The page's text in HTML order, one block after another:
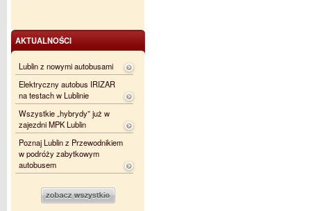
AKTUALNOŚCI
Lublin z nowymi autobusami
Elektryczny autobus IRIZAR
na testach w Lublinie
Wszystkie „hybrydy” już w
zajezdni MPK Lublin
Poznaj Lublin z Przewodnikiem
w podróży zabytkowym
autobusem